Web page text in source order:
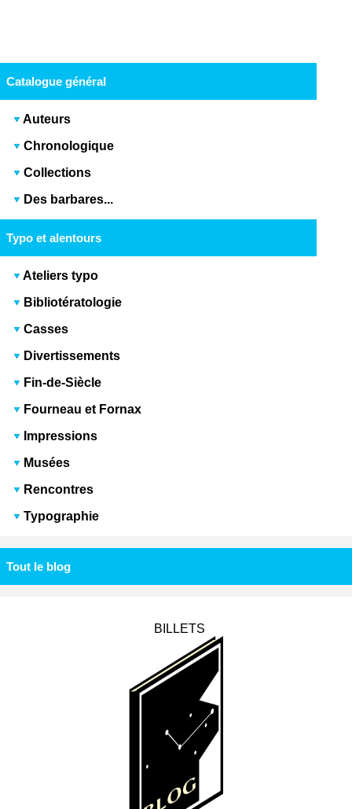
Catalogue général
Auteurs
Chronologique
Collections
Des barbares...
Typo et alentours
Ateliers typo
Bibliotératologie
Casses
Divertissements
Fin-de-Siècle
Fourneau et Fornax
Impressions
Musées
Rencontres
Typographie
Tout le blog
BILLETS